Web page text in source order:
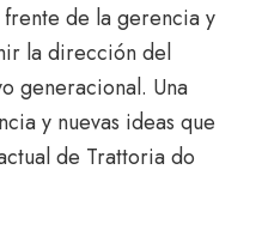
de la gerencia y
la dirección del
generacional. Una
y nuevas ideas que
de Trattoria do